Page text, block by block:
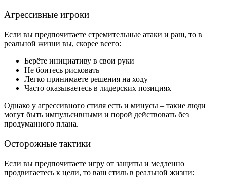
Агрессивные игроки
Если вы предпочитаете стремительные атаки и раш, то в
реальной жизни вы, скорее всего:
Берёте инициативу в свои руки
Не боитесь рисковать
Легко принимаете решения на ходу
Часто оказываетесь в лидерских позициях
Однако у агрессивного стиля есть и минусы – такие люди
могут быть импульсивными и порой действовать без
продуманного плана.
Осторожные тактики
Если вы предпочитаете игру от защиты и медленно
продвигаетесь к цели, то ваш стиль в реальной жизни: